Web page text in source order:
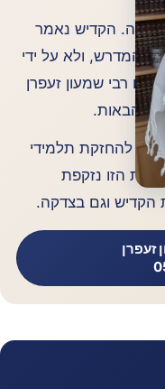
מוסדות אור הרשב"י פועלים מעל 30 שנה. הקדיש נאמר
המדרש, ולא על ידי
רבי שמעון זעפרן
הבאות.
להחזקת תלמידי
הזו נזקפת
וגם בצדקה.